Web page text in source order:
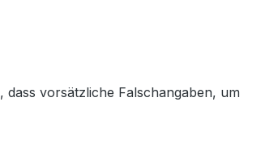
dass vorsätzliche Falschangaben, um